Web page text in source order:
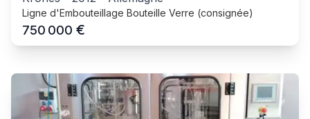
Ligne d'Embouteillage Bouteille Verre (consignée)
750 000 €